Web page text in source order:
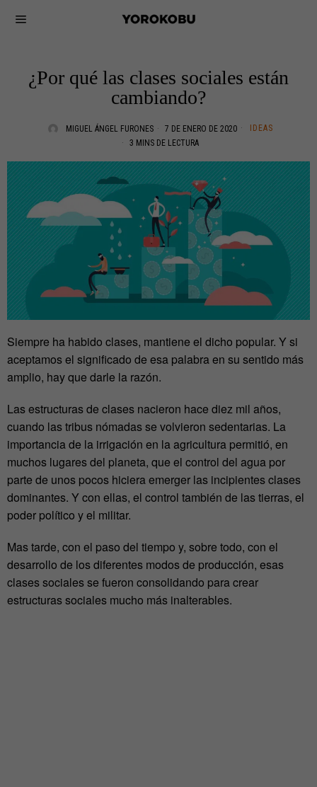
¿Por qué las clases sociales están
cambiando?
MIGUEL ÁNGEL FURONES 7 DE ENERO DE 2020
IDEAS
3 MINS DE LECTURA
Siempre ha habido clases, mantiene el dicho popular. Y si
aceptamos el significado de esa palabra en su sentido más
amplio, hay que darle la razón.
Las estructuras de clases nacieron hace diez mil años,
cuando las tribus nómadas se volvieron sedentarias. La
importancia de la irrigación en la agricultura permitió, en
muchos lugares del planeta, que el control del agua por
parte de unos pocos hiciera emerger las incipientes clases
dominantes. Y con ellas, el control también de las tierras, el
poder político y el militar.
Mas tarde, con el paso del tiempo y, sobre todo, con el
desarrollo de los diferentes modos de producción, esas
clases sociales se fueron consolidando para crear
estructuras sociales mucho más inalterables.